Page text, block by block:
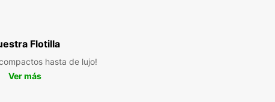
Flotilla
hasta de lujo!
Ver más